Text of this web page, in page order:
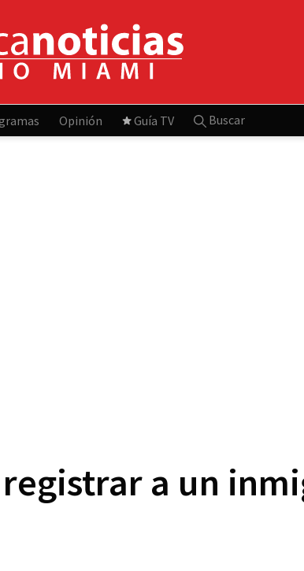
Opinión Guía TV Buscar
a un